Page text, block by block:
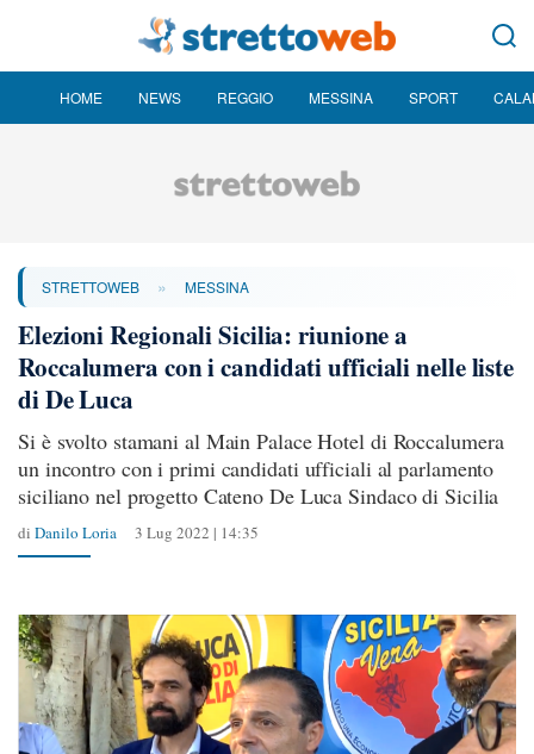
HOME NEWS REGGIO MESSINA SPORT
STRETTOWEB » MESSINA
Elezioni Regionali Sicilia: riunione a
Roccalumera con i candidati ufficiali nelle liste
di De Luca
Si è svolto stamani al Main Palace Hotel di Roccalumera
un incontro con i primi candidati ufficiali al parlamento
siciliano nel progetto Cateno De Luca Sindaco di Sicilia
di Danilo Loria 3 Lug 2022 | 14:35